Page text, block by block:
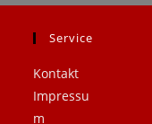
Service
Kontakt
Impressu
m